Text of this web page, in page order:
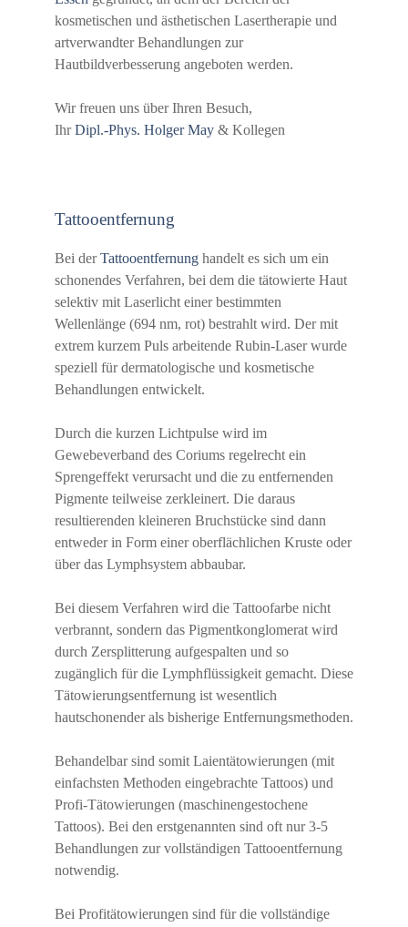
kosmetischen und ästhetischen Lasertherapie und
artverwandter Behandlungen zur
Hautbildverbesserung angeboten werden.
Wir freuen uns über Ihren Besuch,
IhrDipl.-Phys. Holger May & Kollegen
Tattooentfernung
Bei derTattooentfernung handelt es sich um ein
schonendes Verfahren, bei dem die tätowierte Haut
selektiv mit Laserlicht einer bestimmten
Wellenlänge (694 nm, rot) bestrahlt wird. Der mit
extrem kurzem Puls arbeitende Rubin-Laser wurde
speziell für dermatologische und kosmetische
Behandlungen entwickelt.
Durch die kurzen Lichtpulse wird im
Gewebeverband des Coriums regelrecht ein
Sprengeffekt verursacht und die zu entfernenden
Pigmente teilweise zerkleinert. Die daraus
resultierenden kleineren Bruchstücke sind dann
entweder in Form einer oberflächlichen Kruste oder
über das Lymphsystem abbaubar.
Bei diesem Verfahren wird die Tattoofarbe nicht
verbrannt, sondern das Pigmentkonglomerat wird
durch Zersplitterung aufgespalten und so
zugänglich für die Lymphflüssigkeit gemacht. Diese
Tätowierungsentfernung ist wesentlich
hautschonender als bisherige Entfernungsmethoden.
Behandelbar sind somit Laientätowierungen (mit
einfachsten Methoden eingebrachte Tattoos) und
Profi-Tätowierungen (maschinengestochene
Tattoos). Bei den erstgenannten sind oft nur 3-5
Behandlungen zur vollständigen Tattooentfernung
notwendig.
Bei Profitätowierungen sind für die vollständige